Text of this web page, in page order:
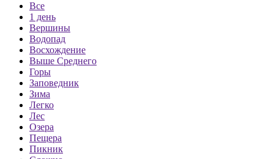
Все
1 день
Вершины
Водопад
Восхождение
Выше Среднего
Горы
Заповедник
Зима
Легко
Лес
Озера
Пещера
Пикник